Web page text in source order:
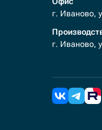
г. Иваново,
г. Иваново,